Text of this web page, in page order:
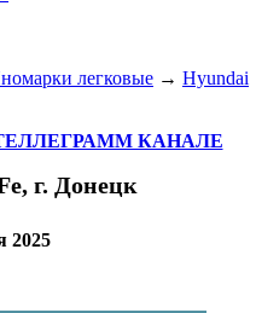
легковые → Hyundai
КАНАЛЕ
г. Донецк
2025